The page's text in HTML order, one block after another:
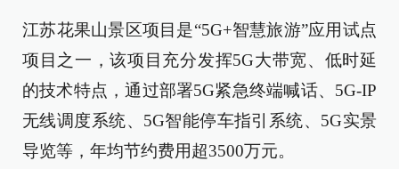
江苏花果山景区项目是“5G+智慧旅游”应用试点
项目之一，该项目充分发挥5G大带宽、低时延
的技术特点，通过部署5G紧急终端喊话、5G-IP
无线调度系统、5G智能停车指引系统、5G实景
导览等，年均节约费用超3500万元。